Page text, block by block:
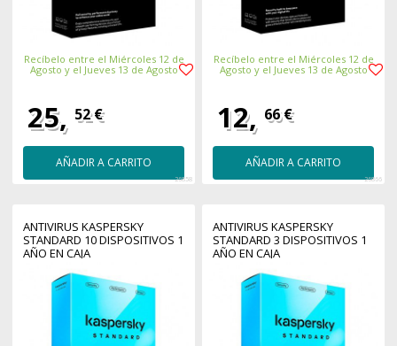
Recíbelo entre el Miércoles 12 de
Agosto y el Jueves 13 de Agosto
25, 52 €
AÑADIR A CARRITO
26858
Recíbelo entre el Miércoles 12 de
Agosto y el Jueves 13 de Agosto
12, 66 €
AÑADIR A CARRITO
26866
ANTIVIRUS KASPERSKY
STANDARD 10 DISPOSITIVOS 1
AÑO EN CAJA
ANTIVIRUS KASPERSKY
STANDARD 3 DISPOSITIVOS 1
AÑO EN CAJA